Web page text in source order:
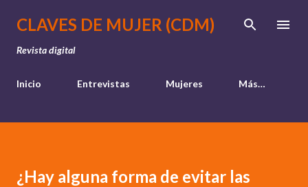
Ir al contenido principal
CLAVES DE MUJER (CDM)
Revista digital
Inicio Entrevistas Mujeres Más…
¿Hay alguna forma de evitar las